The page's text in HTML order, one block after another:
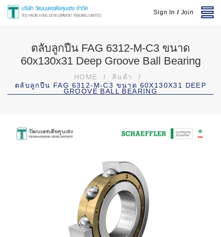
Sign In / Join
ตลับลูกปืน FAG 6312-M-C3 ขนาด
60x130x31 Deep Groove Ball Bearing
HOME / สินค้า
/
ตลับลูกปืน FAG 6312-M-C3 ขนาด 60X130X31 DEEP
GROOVE BALL BEARING